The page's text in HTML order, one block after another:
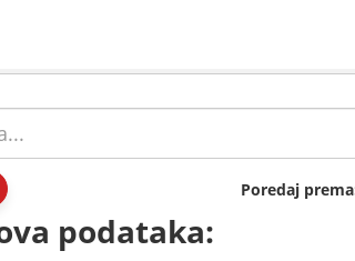
Poredaj prema
podataka: